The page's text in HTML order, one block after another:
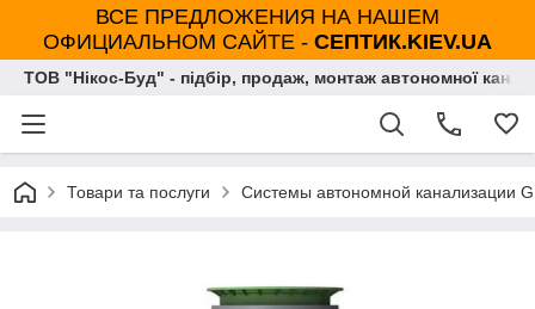
ВСЕ ПРЕДЛОЖЕНИЯ НА НАШЕМ
ОФИЦИАЛЬНОМ САЙТЕ - СЕПТИК.KIEV.UA
ТОВ "Нікос-Буд" - підбір, продаж, монтаж автономної
Товари та послуги Системы автономной канализации